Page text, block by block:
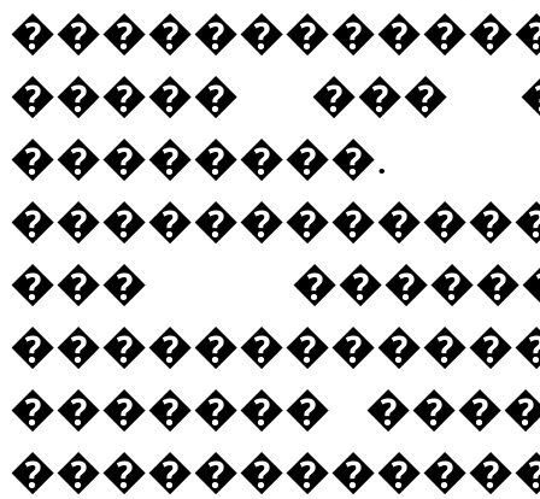
����� ���
��������.
���
�������